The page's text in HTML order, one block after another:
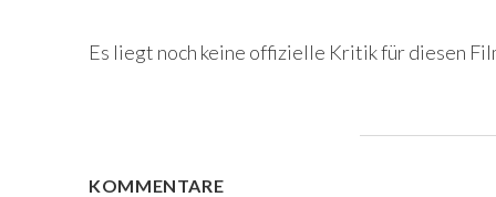
Es liegt noch keine offizielle Kritik für diesen
KOMMENTARE